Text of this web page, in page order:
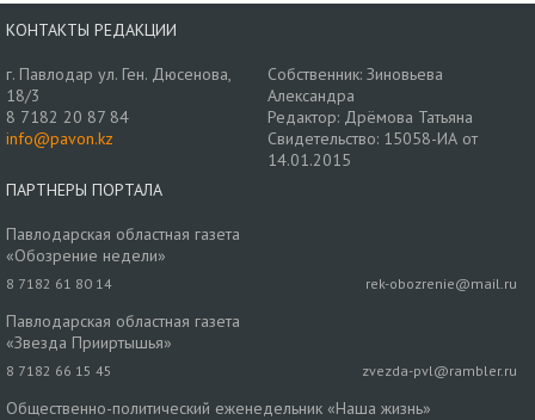
КОНТАКТЫ РЕДАКЦИИ
г. Павлодар ул. Ген. Дюсенова,
18/3
8 7182 20 87 84
info@pavon.kz
Собственник: Зиновьева
Александра
Редактор: Дрёмова Татьяна
Свидетельство: 15058-ИА от
14.01.2015
ПАРТНЕРЫ ПОРТАЛА
Павлодарская областная газета
«Обозрение недели»
8 7182 61 80 14 rek-obozrenie@mail.ru
Павлодарская областная газета
«Звезда Прииртышья»
8 7182 66 15 45 zvezda-pvl@rambler.ru
Общественно-политический еженедельник «Наша жизнь»